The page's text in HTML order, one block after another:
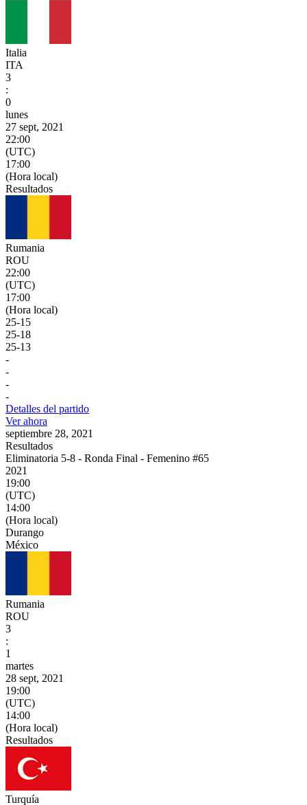
Italia
ITA
3
:
0
lunes
27 sept, 2021
22:00
(UTC)
17:00
(Hora local)
Resultados
Rumania
ROU
22:00
(UTC)
17:00
(Hora local)
25-15
25-18
25-13
-
-
-
-
Detalles del partido
Ver ahora
septiembre 28, 2021
Resultados
Eliminatoria 5-8 - Ronda Final - Femenino #65
2021
19:00
(UTC)
14:00
(Hora local)
Durango
México
Rumania
ROU
3
:
1
martes
28 sept, 2021
19:00
(UTC)
14:00
(Hora local)
Resultados
Turquía